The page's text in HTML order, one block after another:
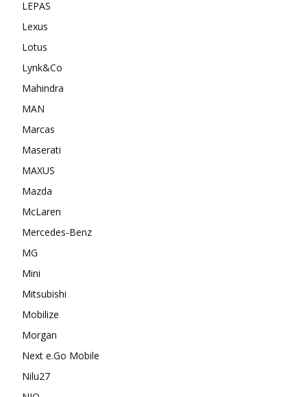
LEPAS
Lexus
Lotus
Lynk&Co
Mahindra
MAN
Marcas
Maserati
MAXUS
Mazda
McLaren
Mercedes-Benz
MG
Mini
Mitsubishi
Mobilize
Morgan
Next e.Go Mobile
Nilu27